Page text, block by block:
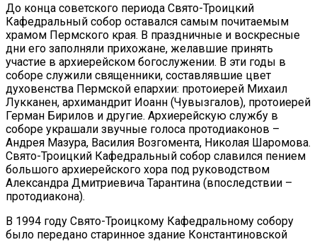
До конца советского периода Свято-Троицкий
Кафедральный собор оставался самым почитаемым
храмом Пермского края. В праздничные и воскресные
дни его заполняли прихожане, желавшие принять
участие в архиерейском богослужении. В эти годы в
соборе служили священники, составлявшие цвет
духовенства Пермской епархии: протоиерей Михаил
Лукканен, архимандрит Иоанн (Чувызгалов), протоиерей
Герман Бирилов и другие. Архиерейскую службу в
соборе украшали звучные голоса протодиаконов –
Андрея Мазура, Василия Возгомента, Николая Шаромова.
Свято-Троицкий Кафедральный собор славился пением
большого архиерейского хора под руководством
Александра Дмитриевича Тарантина (впоследствии –
протодиакона).
В 1994 году Свято-Троицкому Кафедральному собору
было передано старинное здание Константиновской